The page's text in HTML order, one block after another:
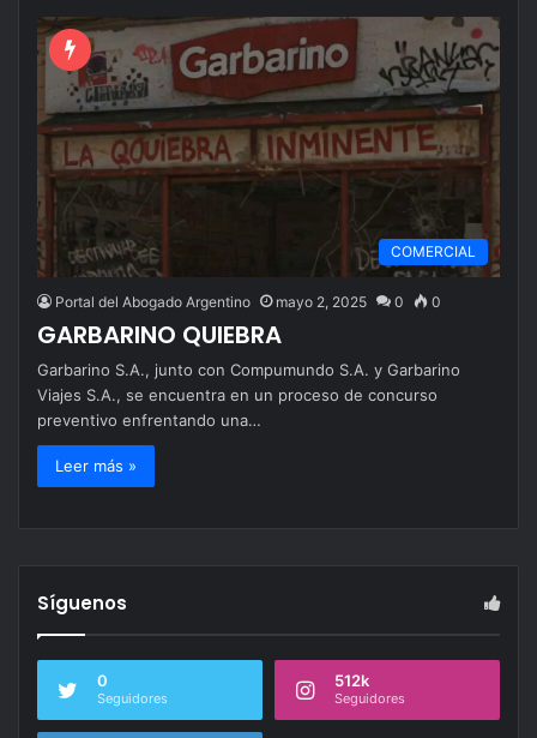
COMERCIAL
Portal del Abogado Argentino mayo 2, 2025 0 0
GARBARINO QUIEBRA
Garbarino S.A., junto con Compumundo S.A. y Garbarino
Viajes S.A., se encuentra en un proceso de concurso
preventivo enfrentando una…
Leer más »
Síguenos
0
Seguidores
512k
Seguidores